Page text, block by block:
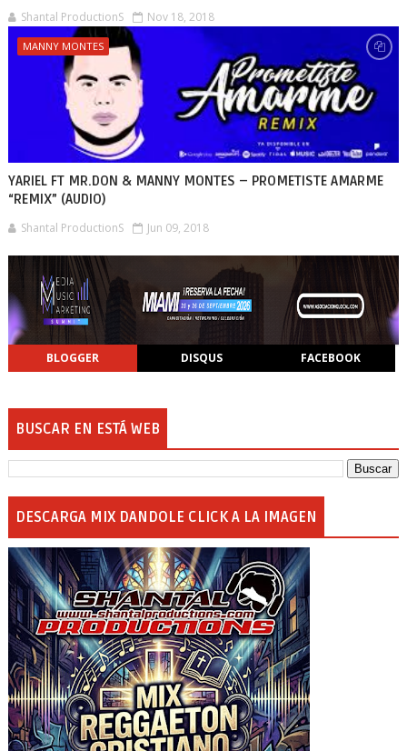
Shantal ProductionS Nov 18, 2018
MANNY MONTES
YARIEL FT MR.DON & MANNY MONTES – PROMETISTE AMARME
“REMIX” (AUDIO)
Shantal ProductionS Jun 09, 2018
BLOGGER DISQUS FACEBOOK
BUSCAR EN ESTÁ WEB
DESCARGA MIX DANDOLE CLICK A LA IMAGEN